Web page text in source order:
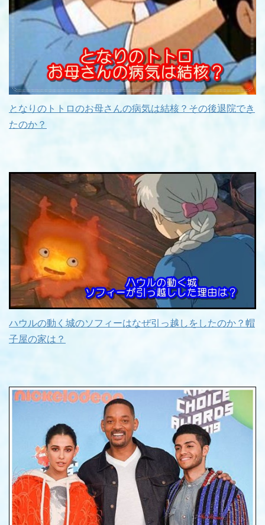
となりのトトロのお母さんの病気は結核？その後退院でき
たのか？
ハウルの動く城のソフィーはなぜ引っ越しをしたのか？帽
子屋の家は？